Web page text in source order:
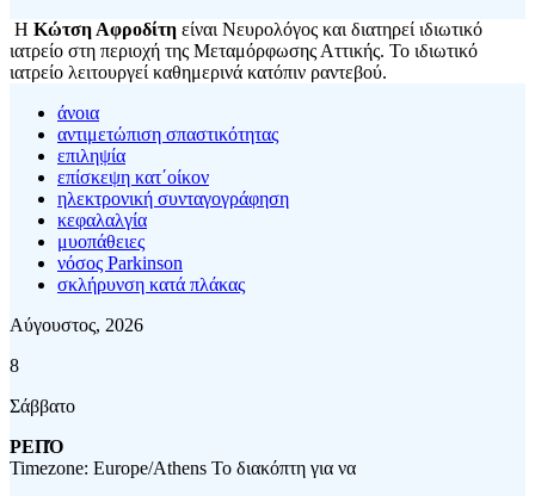
Η Κώτση Αφροδίτη είναι Νευρολόγος και διατηρεί ιδιωτικό
ιατρείο στη περιοχή της Μεταμόρφωσης Αττικής. Το ιδιωτικό
ιατρείο λειτουργεί καθημερινά κατόπιν ραντεβού.
άνοια
αντιμετώπιση σπαστικότητας
επιληψία
επίσκεψη κατ΄οίκον
ηλεκτρονική συνταγογράφηση
κεφαλαλγία
μυοπάθειες
νόσος Parkinson
σκλήρυνση κατά πλάκας
Αύγουστος, 2026
8
Σάββατο
ΡΕΠΌ
Timezone: Europe/Athens Το διακόπτη για να